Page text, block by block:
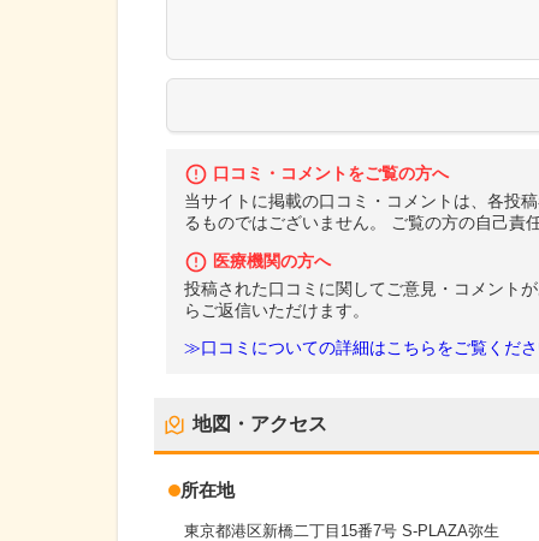
口コミ・コメントをご覧の方へ
当サイトに掲載の口コミ・コメントは、各投
るものではございません。 ご覧の方の自己責
医療機関の方へ
投稿された口コミに関してご意見・コメント
らご返信いただけます。
≫口コミについての詳細はこちらをご覧くださ
地図・アクセス
所在地
東京都港区新橋二丁目15番7号 S-PLAZA弥生